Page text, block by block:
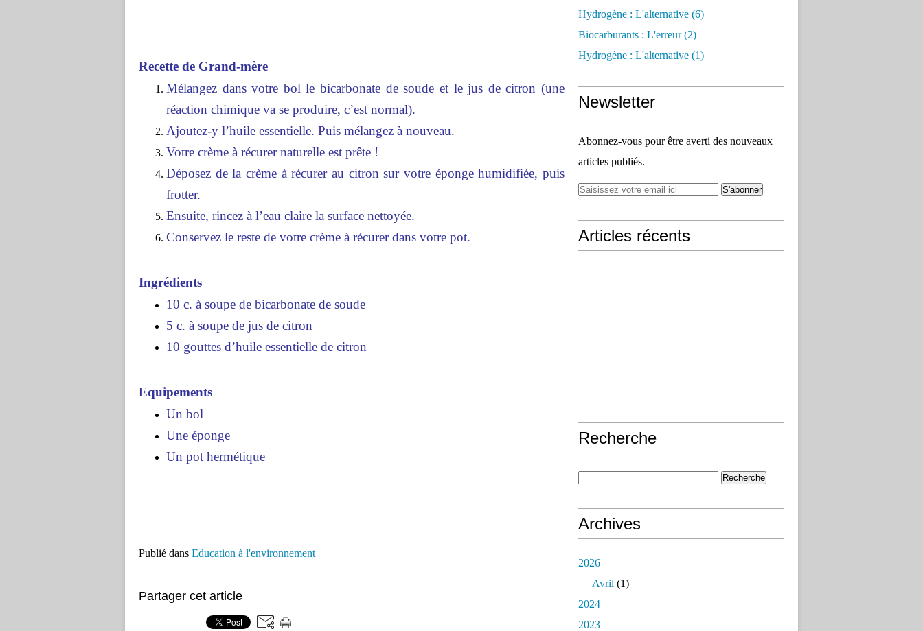
Recette de Grand-mère
Mélangez dans votre bol le bicarbonate de soude et le jus de citron (une
réaction chimique va se produire, c’est normal).
Ajoutez-y l’huile essentielle. Puis mélangez à nouveau.
Votre crème à récurer naturelle est prête !
Déposez de la crème à récurer au citron sur votre éponge humidifiée, puis
frotter.
Ensuite, rincez à l’eau claire la surface nettoyée.
Conservez le reste de votre crème à récurer dans votre pot.
Ingrédients
10 c. à soupe de bicarbonate de soude
5 c. à soupe de jus de citron
10 gouttes d’huile essentielle de citron
Equipements
Un bol
Une éponge
Un pot hermétique
Publié dans Education à l'environnement
Partager cet article
Hydrogène : L'alternative (6)
Biocarburants : L'erreur(2)
Hydrogène : L'alternative (1)
Newsletter
Abonnez-vous pour être averti des nouveaux
articles publiés.
Articles récents
Recherche
Archives
2026
Avril (1)
2024
2023